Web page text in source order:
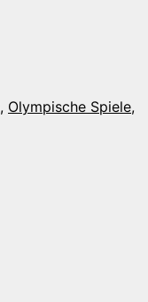
, Olympische Spiele,